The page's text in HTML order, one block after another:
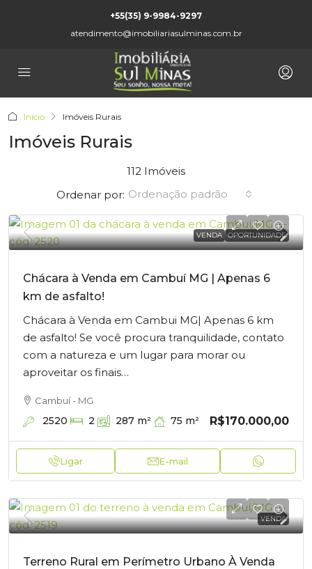
+55(35) 9-9984-9297
atendimento@imobiliariasulminas.com.br
Início Imóveis Rurais
Imóveis Rurais
112 Imóveis
Ordenar por: Ordenação padrão
VENDA OPORTUNIDADE
Chácara à Venda em Cambuí MG | Apenas 6
km de asfalto!
Chácara à Venda em Cambui MG| Apenas 6 km
de asfalto! Se você procura tranquilidade, contato
com a natureza e um lugar para morar ou
aproveitar os finais…
Cambuí - MG
2520 2 287 m² 75 m² R$170.000,00
Ligar E-mail
VENDA
Terreno Rural em Perímetro Urbano À Venda